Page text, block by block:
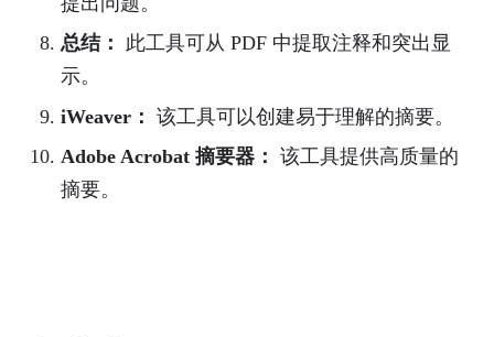
总结：
此工具可从 PDF 中提取注释和突出显
示。
iWeaver： 该工具可以创建易于理解的摘要。
Adobe Acrobat 摘要器： 该工具提供高质量的
摘要。